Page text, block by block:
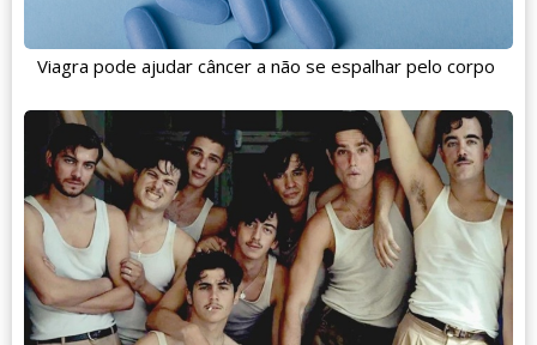
Viagra pode ajudar câncer a não se espalhar pelo corpo